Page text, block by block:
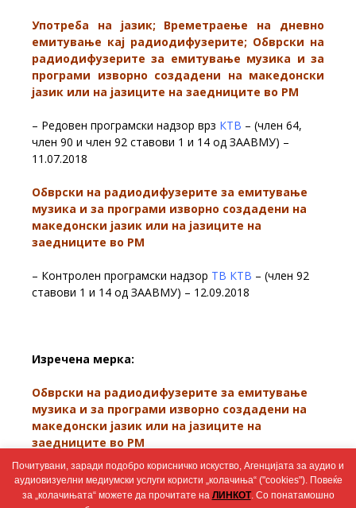
Употреба на јазик; Времетраење на дневно
емитување кај радиодифузерите; Обврски на
радиодифузерите за емитување музика и за
програми изворно создадени на македонски
јазик или на јазиците на заедниците во РМ
– Редовен програмски надзор врз КТВ – (член 64,
член 90 и член 92 ставови 1 и 14 од ЗААВМУ) –
11.07.2018
Обврски на радиодифузерите за емитување
музика и за програми изворно создадени на
македонски јазик или на јазиците на
заедниците во РМ
– Контролен програмски надзор ТВ КТВ – (член 92
ставови 1 и 14 од ЗААВМУ) – 12.09.2018
Изречена мерка:
Обврски на радиодифузерите за емитување
музика и за програми изворно создадени на
македонски јазик или на јазиците на
заедниците во РМ
– Решение за преземање мерка опомена –ТВ КТВ–
(член 92 ставови 1 и 14 од ЗААВМУ) – 13.07.2018
Почитувани, заради подобро корисничко искуство, Агенцијата за аудио и
аудиовизуелни медиумски услуги користи „колачиња“ ("cookies"). Повеќе
за „колачињата“ можете да прочитате на ЛИНКОТ. Со понатамошно